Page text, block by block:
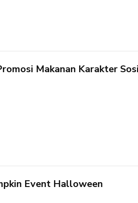
Makanan Karakter
Event Halloween